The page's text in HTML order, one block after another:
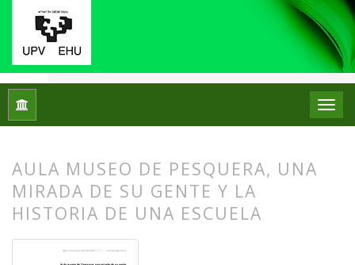
Inicio Centros de Patrimonio
AULA MUSEO DE PESQUERA, UNA
MIRADA DE SU GENTE Y LA
HISTORIA DE UNA ESCUELA